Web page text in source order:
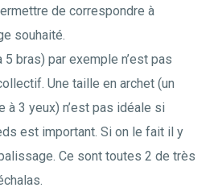
de correspondre à
souhaité.
bras) par exemple n’est pas
Une taille en archet (un
à 3 yeux) n’est pas idéale si
est important. Si on le fait il y
Ce sont toutes 2 de très